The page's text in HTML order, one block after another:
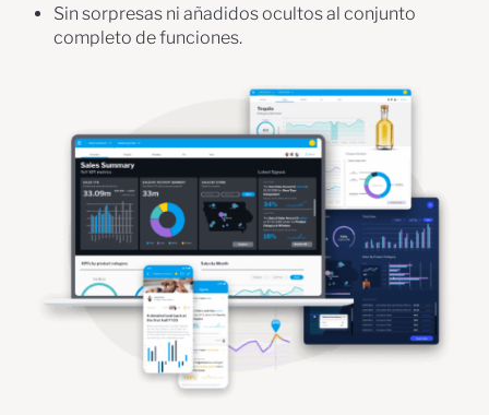
Sin sorpresas ni añadidos ocultos al conjunto
completo de funciones.